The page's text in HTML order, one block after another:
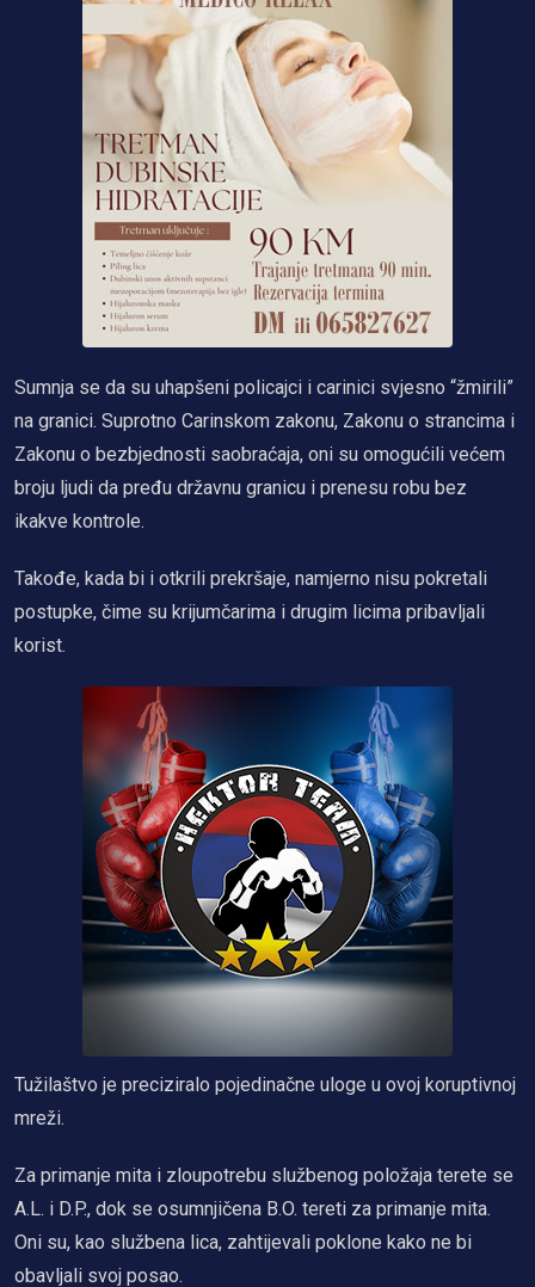
Sumnja se da su uhapšeni policajci i carinici svjesno “žmirili”
na granici. Suprotno Carinskom zakonu, Zakonu o strancima i
Zakonu o bezbjednosti saobraćaja, oni su omogućili većem
broju ljudi da pređu državnu granicu i prenesu robu bez
ikakve kontrole.
Takođe, kada bi i otkrili prekršaje, namjerno nisu pokretali
postupke, čime su krijumčarima i drugim licima pribavljali
korist.
Tužilaštvo je preciziralo pojedinačne uloge u ovoj koruptivnoj
mreži.
Za primanje mita i zloupotrebu službenog položaja terete se
A.L. i D.P., dok se osumnjičena B.O. tereti za primanje mita.
Oni su, kao službena lica, zahtijevali poklone kako ne bi
obavljali svoj posao.